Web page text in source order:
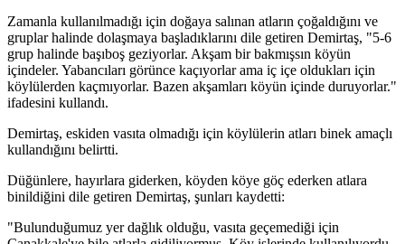
Zamanla kullanılmadığı için doğaya salınan atların çoğaldığını ve
gruplar halinde dolaşmaya başladıklarını dile getiren Demirtaş, "5-6
grup halinde başıboş geziyorlar. Akşam bir bakmışsın köyün
içindeler. Yabancıları görünce kaçıyorlar ama iç içe oldukları için
köylülerden kaçmıyorlar. Bazen akşamları köyün içinde duruyorlar."
ifadesini kullandı.
Demirtaş, eskiden vasıta olmadığı için köylülerin atları binek amaçlı
kullandığını belirtti.
Düğünlere, hayırlara giderken, köyden köye göç ederken atlara
binildiğini dile getiren Demirtaş, şunları kaydetti:
"Bulunduğumuz yer dağlık olduğu, vasıta geçemediği için